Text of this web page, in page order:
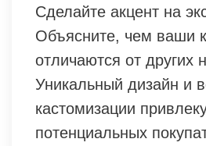
Сделайте акцент на
Объясните, чем ваши
отличаются от других
Уникальный дизайн и
кастомизации
потенциальных